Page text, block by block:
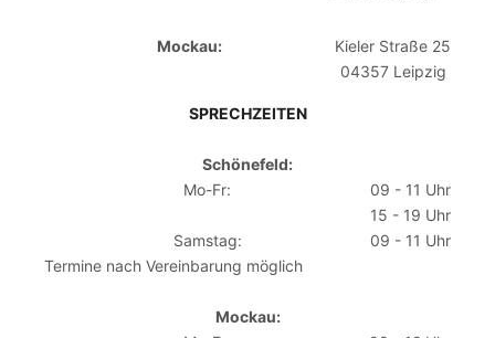
Mockau:
Kieler Straße 25
04357 Leipzig
SPRECHZEITEN
Schönefeld:
Mo-Fr:
09 - 11 Uhr
15 - 19 Uhr
Samstag:
09 - 11 Uhr
Termine nach Vereinbarung möglich
Mockau: